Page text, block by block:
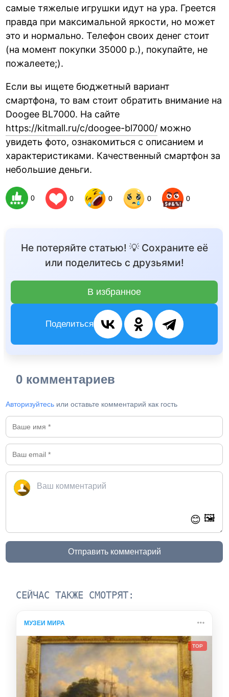
самые тяжелые игрушки идут на ура. Греется
правда при максимальной яркости, но может
это и нормально. Телефон своих денег стоит
(на момент покупки 35000 р.), покупайте, не
пожалеете;).
Если вы ищете бюджетный вариант
смартфона, то вам стоит обратить внимание на
Doogee BL7000. На сайте
https://kitmall.ru/c/doogee-bl7000/ можно
увидеть фото, ознакомиться с описанием и
характеристиками. Качественный смартфон за
небольшие деньги.
0 0 0 0 0
Не потеряйте статью! 💡 Сохраните её
или поделитесь с друзьями!
В избранное
Поделиться
0 комментариев
Авторизуйтесь или оставьте комментарий как гость
😊 🖼️
Отправить комментарий
СЕЙЧАС ТАКЖЕ СМОТРЯТ:
МУЗЕИ МИРА
TOP